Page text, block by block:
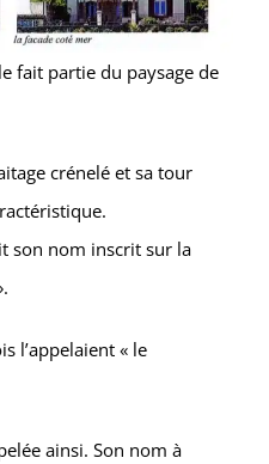
fait partie du paysage de
crénelé et sa tour
son nom inscrit sur la
l’appelaient « le
ainsi. Son nom à